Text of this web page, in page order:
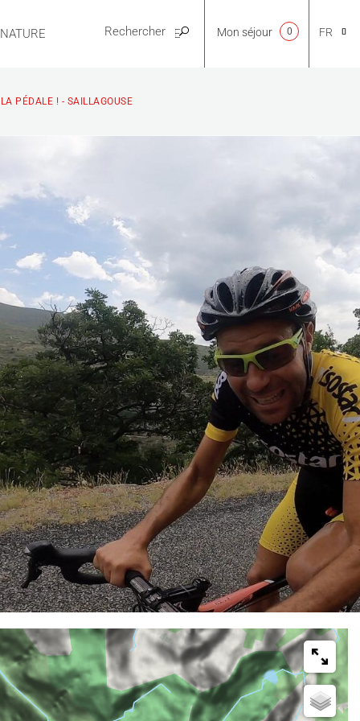
PRATIQUE FR
ES
Mon séjour 0
PÉDALE ! - SAILLAGOUSE